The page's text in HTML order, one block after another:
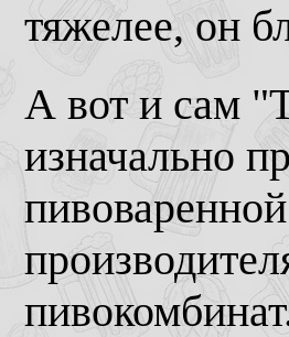
тяжелее, он
А вот и сам
изначально